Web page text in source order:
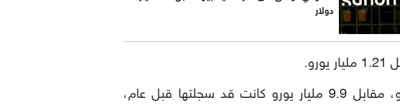
دولار
الفصلية إلى 10.51 مليار يورو، مقابل 9.9 مليار يورو كانت قد سجلتها قبل عام،